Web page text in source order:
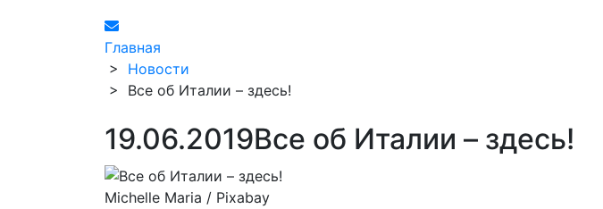
Главная
> Новости
> Все об Италии – здесь!
19.06.2019Все об Италии – здесь!
Michelle Maria / Pixabay